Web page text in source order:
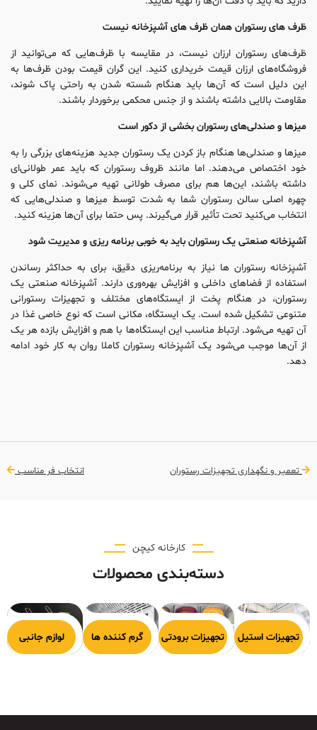
ظرف های رستوران همان ظرف های آشپزخانه نیست
ظرف‌های رستوران ارزان نیست، در مقایسه با ظرف‌هایی که می‌توانید از
فروشگاه‌های ارزان قیمت خریداری کنید. این گران قیمت بودن ظرف‌ها به
این دلیل است که آن‌ها باید هنگام شسته شدن به راحتی پاک شوند،
مقاومت بالایی داشته باشند و از جنس محکمی برخوردار باشند.
میزها و صندلی‌های رستوران بخشی از دکور است
میزها و صندلی‌ها هنگام باز کردن یک رستوران جدید هزینه‌های بزرگی را به
خود اختصاص می‌دهند. اما مانند ظروف رستوران که باید عمر طولانی‌ای
داشته باشند، این‌ها هم برای مصرف طولانی تهیه می‌شوند. نمای کلی و
چهره اصلی سالن رستوران شما به شدت توسط میزها و صندلی‌هایی که
انتخاب می‌کنید تحت تأثیر قرار می‌گیرند. پس حتما برای آن‌ها هزینه کنید.
آشپزخانه صنعتی یک رستوران باید به خوبی برنامه ریزی و مدیریت شود
آشپزخانه رستوران ها نیاز به برنامه‌ریزی دقیق، برای به حداکثر رساندن
استفاده از فضاهای داخلی و افزایش بهره‌وری دارند. آشپزخانه صنعتی یک
رستوران، در هنگام پخت از ایستگاه‌های مختلف و تجهیزات رستورانی
متنوعی تشکیل شده است. یک ایستگاه، مکانی است که نوع خاصی غذا در
آن تهیه می‌شود. ارتباط مناسب این ایستگاه‌ها با هم و افزایش بازده هر یک
از آن‌ها موجب می‌شود یک آشپزخانه رستوران کاملا روان به کار خود ادامه
دهد.
تعمیر و نگهداری تجهیزات رستوران انتخاب فر مناسب
کارخانه کیچن
دسته‌بندی محصولات
پخت
تجهیزات استیل
تجهیزات برودتی گرم کننده ها لوازم جانبی